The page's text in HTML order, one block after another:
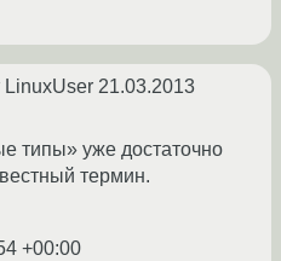
LinuxUser 21.03.2013
типы» уже достаточно
термин.
+00:00